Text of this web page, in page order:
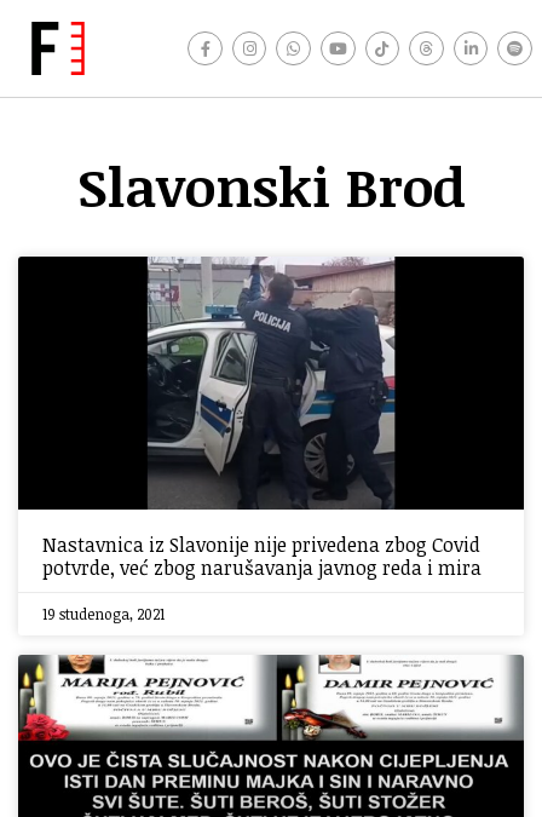
Slavonski Brod
Nastavnica iz Slavonije nije privedena zbog Covid
potvrde, već zbog narušavanja javnog reda i mira
19 studenoga, 2021